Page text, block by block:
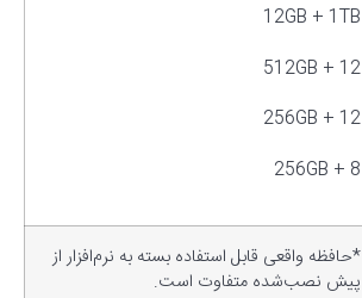
12GB + 1TB
12 + 512GB
12 + 256GB
8 + 256GB
*حافظه واقعی قابل استفاده بسته به نرم‌افزار از
پیش نصب‌شده متفاوت است.